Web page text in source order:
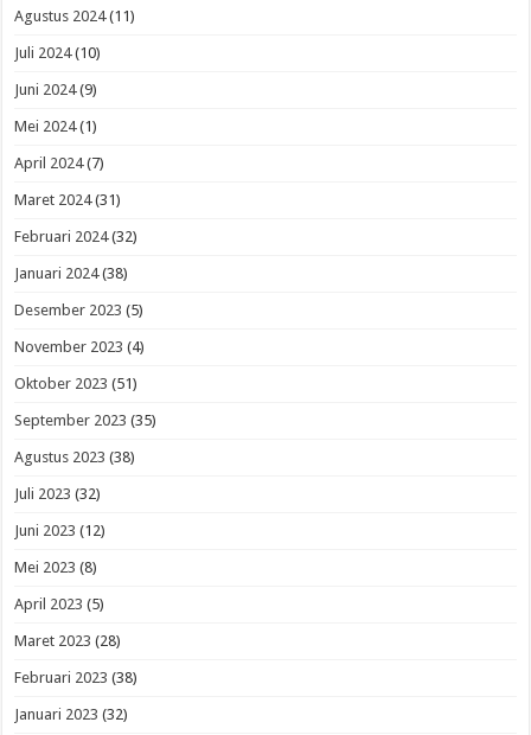
Agustus 2024(11)
Juli 2024(10)
Juni 2024(9)
Mei 2024(1)
April 2024(7)
Maret 2024(31)
Februari 2024(32)
Januari 2024(38)
Desember 2023 (5)
November 2023 (4)
Oktober 2023 (51)
September 2023 (35)
Agustus 2023 (38)
Juli 2023 (32)
Juni 2023 (12)
Mei 2023 (8)
April 2023 (5)
Maret 2023 (28)
Februari 2023 (38)
Januari 2023 (32)